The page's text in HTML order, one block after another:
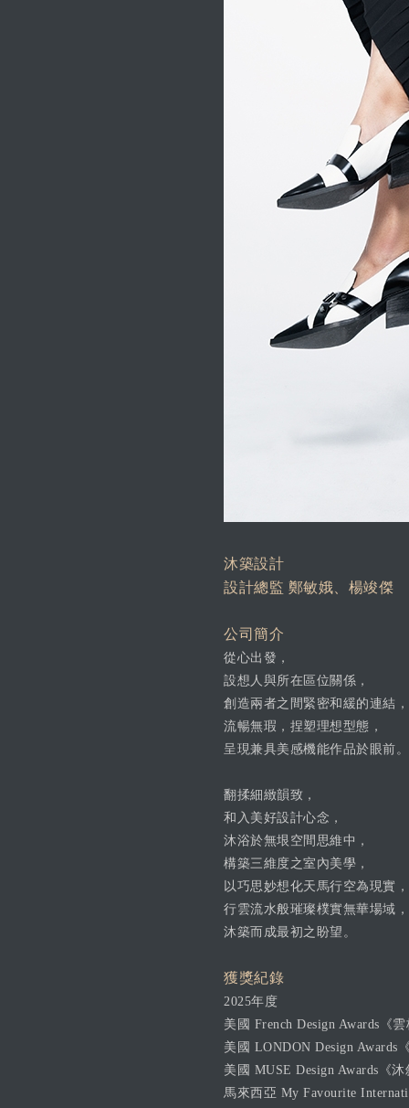
沐築設計
設計總監 鄭敏娥、楊竣傑
公司簡介
從心出發，
設想人與所在區位關係，
創造兩者之間緊密和緩的連結，
流暢無瑕，捏塑理想型態，
呈現兼具美感機能作品於眼前。
翻揉細緻韻致，
和入美好設計心念，
沐浴於無垠空間思維中，
構築三維度之室內美學，
以巧思妙想化天馬行空為現實，
行雲流水般璀璨樸實無華場域，
沐築而成最初之盼望。
獲獎紀錄
2025年度
美國 French Design Awards《
美國 LONDON Design Awards
美國 MUSE Design Awards《
馬來西亞 My Favourite